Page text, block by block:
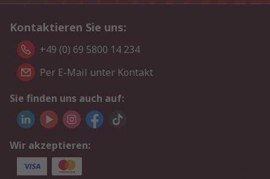
Kontaktieren Sie uns:
+49 (0) 69 5800 14 234
Per E-Mail unter Kontakt
Sie finden uns auch auf:
Wir akzeptieren: